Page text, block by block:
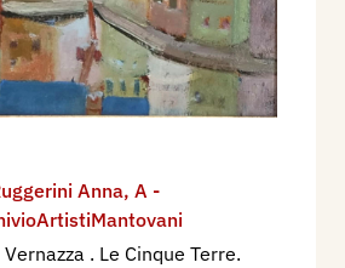
Anna, A -
. Le Cinque Terre.